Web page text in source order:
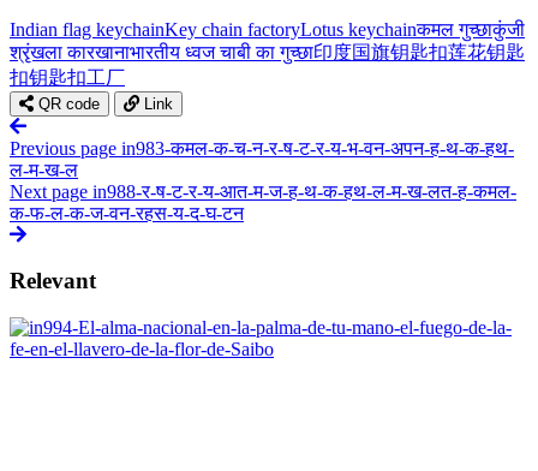
Indian flag keychainKey chain factoryLotus keychainकमल गुच्छाकुंजी
श्रृंखला कारखानाभारतीय ध्वज चाबी का गुच्छा印度国旗钥匙扣莲花钥匙
扣钥匙扣工厂
QR code Link
Previous page in983-कमल-क-च-न-र-ष-ट-र-य-भ-वन-अपन-ह-थ-क-हथ-
ल-म-ख-ल
Next page in988-र-ष-ट-र-य-आत-म-ज-ह-थ-क-हथ-ल-म-ख-लत-ह-कमल-
क-फ-ल-क-ज-वन-रहस-य-द-घ-टन
Relevant